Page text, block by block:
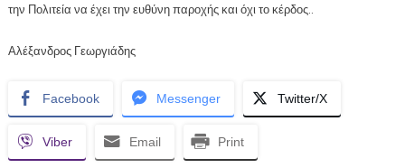
την Πολιτεία να έχει την ευθύνη παροχής και όχι το κέρδος..
Αλέξανδρος Γεωργιάδης
Facebook Messenger Twitter/X
Viber Email Print